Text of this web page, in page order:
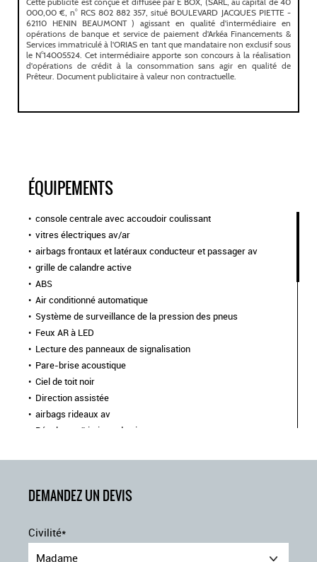
ÉQUIPEMENTS
console centrale avec accoudoir coulissant
vitres électriques av/ar
airbags frontaux et latéraux conducteur et passager av
grille de calandre active
ABS
Air conditionné automatique
Système de surveillance de la pression des pneus
Feux AR à LED
Lecture des panneaux de signalisation
Pare-brise acoustique
Ciel de toit noir
Direction assistée
airbags rideaux av
Régulateur/Limiteur de vitesse
Pédalier aluminium
modem 5g
planche de bord en vinyle premium
megabox (compartiment de rangement sous le plancher du
DEMANDEZ UN DEVIS
Civilité*
Madame